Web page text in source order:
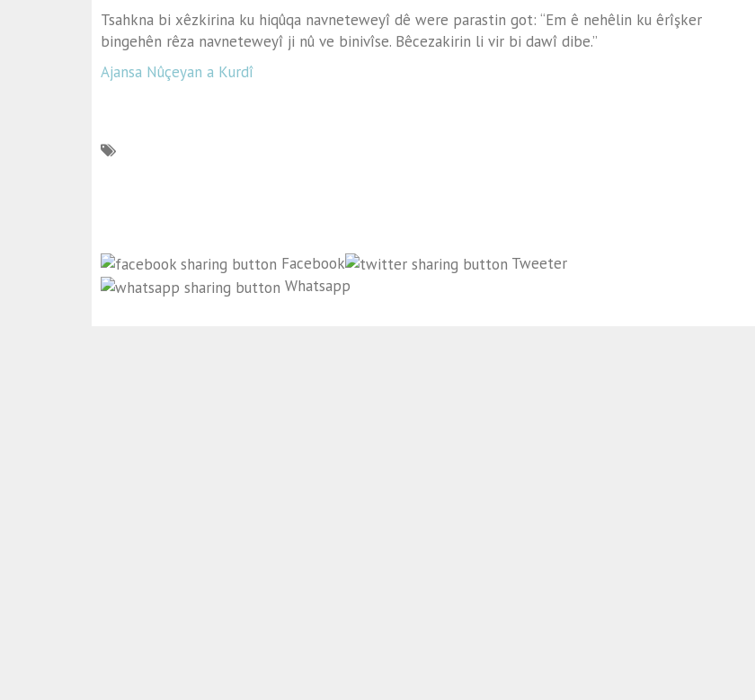
Tsahkna bi xêzkirina ku hiqûqa navneteweyî dê were parastin got: “Em ê nehêlin ku êrîşker
bingehên rêza navneteweyî ji nû ve binivîse. Bêcezakirin li vir bi dawî dibe.”
Ajansa Nûçeyan a Kurdî
Facebook
Tweeter
Whatsapp